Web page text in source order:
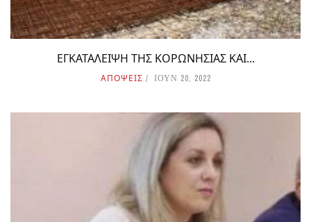
ΕΓΚΑΤΑΛΕΙΨΗ ΤΗΣ ΚΟΡΩΝΗΣΙΑΣ ΚΑΙ...
ΑΠΟΨΕΙΣ ΙΟΥΝ 20, 2022